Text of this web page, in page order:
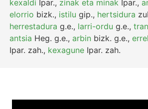
kexaldi Ipar., zinak eta minak Ipar.,
elorrio bizk., istilu gip., hertsidura
herrestadura g.e., larri-ordu g.e.,
antsia Heg. g.e.,arbin bizk. g.e.,
Ipar. zah., kexagune Ipar. zah.